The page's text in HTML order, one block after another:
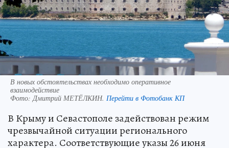
В новых обстоятельствах необходимо оперативное
взаимодействие
Фото:Дмитрий МЕТЁЛКИН. Перейти в Фотобанк КП
В Крыму и Севастополе задействован режим
чрезвычайной ситуации регионального
характера. Соответствующие указы 26 июня